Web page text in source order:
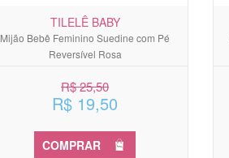
TILELÊ BABY
Mijão Bebê Feminino Suedine com Pé
Reversível Rosa
R$ 25,50
R$ 19,50
COMPRAR